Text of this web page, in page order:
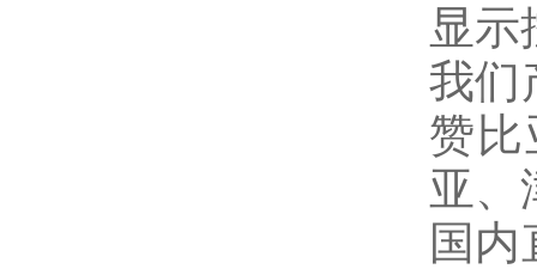
显示
我们
赞
亚、
国